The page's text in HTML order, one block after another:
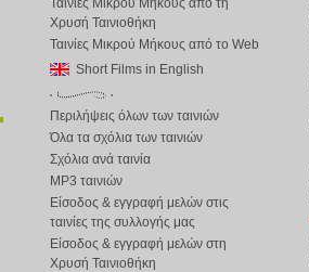
Ταινίες Μικρού Μήκους από τη
Χρυσή Ταινιοθήκη
Ταινίες Μικρού Μήκους από το Web
Short Films in English
Περιλήψεις όλων των ταινιών
Όλα τα σχόλια των ταινιών
Σχόλια ανά ταινία
MP3 ταινιών
Είσοδος & εγγραφή μελών στις
ταινίες της συλλογής μας
Είσοδος & εγγραφή μελών στη
Χρυσή Ταινιοθήκη